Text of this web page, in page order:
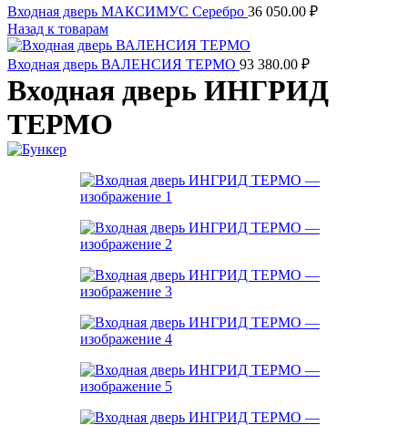
Входная дверь МАКСИМУС Серебро 36 050.00 ₽
Назад к товарам
Входная дверь ВАЛЕНСИЯ ТЕРМО 93 380.00 ₽
Входная дверь ИНГРИД
ТЕРМО